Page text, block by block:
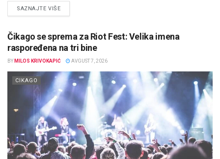
SAZNAJTE VIŠEDETAILS
Čikago se sprema za Riot Fest: Velika imena
raspoređena na tri bine
BY MILOS KRIVOKAPIĆ AVGUST 7, 2026
CIKAGO